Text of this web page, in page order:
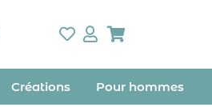
Créations Pour hommes